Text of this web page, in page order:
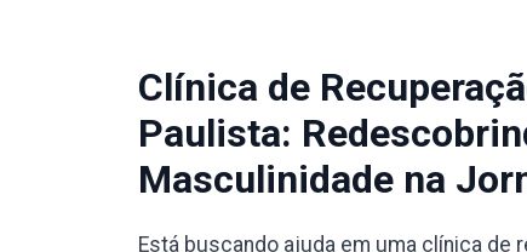
Clínica de
Paulista:
Masculinidade na
Está buscando ajuda em uma clínica de